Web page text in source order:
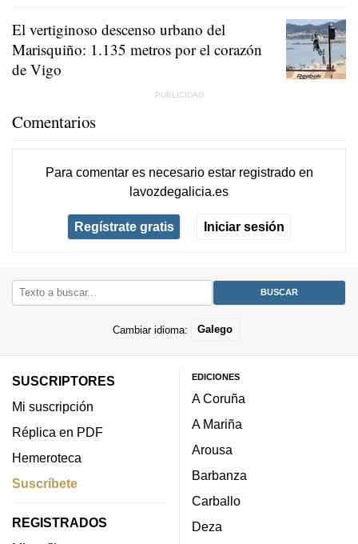
El vertiginoso descenso urbano del
Marisquiño: 1.135 metros por el corazón
de Vigo
Comentarios
Para comentar es necesario estar registradoen
lavozdegalicia.es
Regístrate gratis Iniciar sesión
Cambiar idioma: Galego
SUSCRIPTORES
Mi suscripción
Réplica en PDF
Hemeroteca
Suscríbete
REGISTRADOS
EDICIONES
A Coruña
A Mariña
Arousa
Barbanza
Carballo
Deza